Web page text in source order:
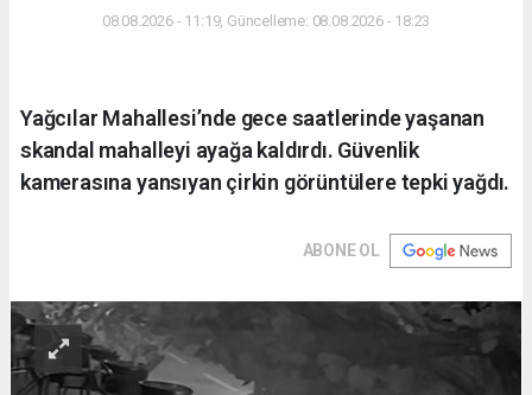
08.08.2026 - 11:19, Güncelleme: 08.08.2026 - 18:23
Yağcılar Mahallesi’nde gece saatlerinde yaşanan
skandal mahalleyi ayağa kaldırdı. Güvenlik
kamerasına yansıyan çirkin görüntülere tepki yağdı.
ABONE OL